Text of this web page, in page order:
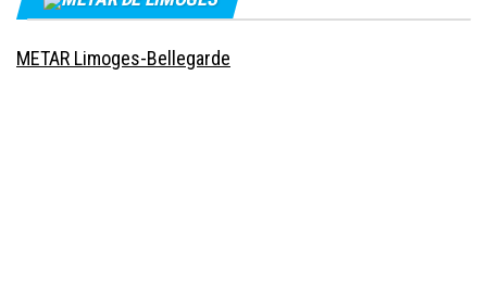
METAR Limoges-Bellegarde